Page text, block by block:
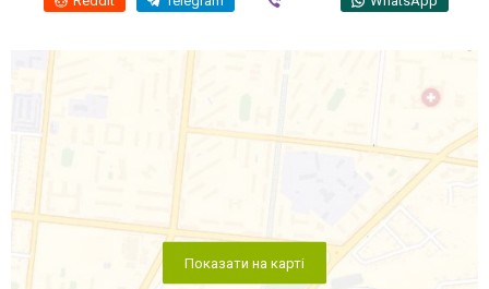
Показати на карті